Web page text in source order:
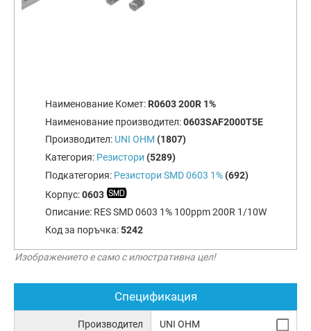
Наименование Комет: R0603 200R 1%
Наименование производител:0603SAF2000T5E
Производител: UNI OHM (1807)
Категория: Резистори (5289)
Подкатегория: Резистори SMD 0603 1% (692)
Корпус:0603
Описание: RES SMD 0603 1% 100ppm 200R 1/10W
Код за поръчка:5242
Изображението е само с илюстративна цел!
Спецификация
Производител UNI OHM